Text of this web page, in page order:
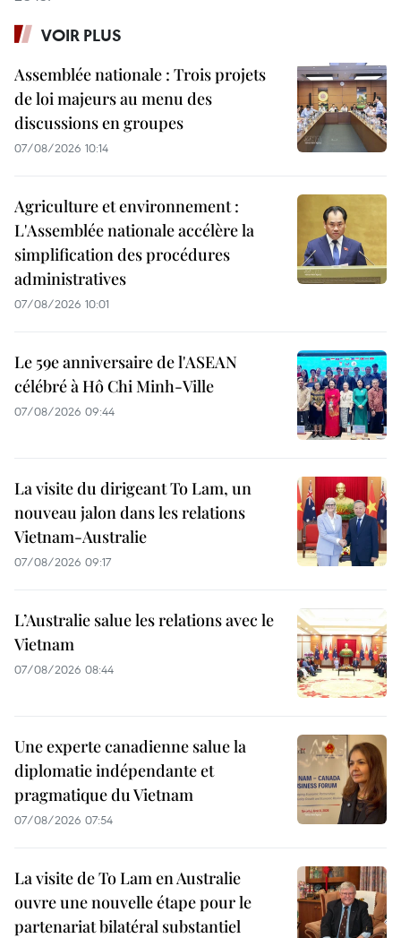
VOIR PLUS
Assemblée nationale : Trois projets
de loi majeurs au menu des
discussions en groupes
07/08/2026 10:14
Agriculture et environnement :
L'Assemblée nationale accélère la
simplification des procédures
administratives
07/08/2026 10:01
Le 59e anniversaire de l'ASEAN
célébré à Hô Chi Minh-Ville
07/08/2026 09:44
La visite du dirigeant To Lam, un
nouveau jalon dans les relations
Vietnam-Australie
07/08/2026 09:17
L’Australie salue les relations avec le
Vietnam
07/08/2026 08:44
Une experte canadienne salue la
diplomatie indépendante et
pragmatique du Vietnam
07/08/2026 07:54
La visite de To Lam en Australie
ouvre une nouvelle étape pour le
partenariat bilatéral substantiel